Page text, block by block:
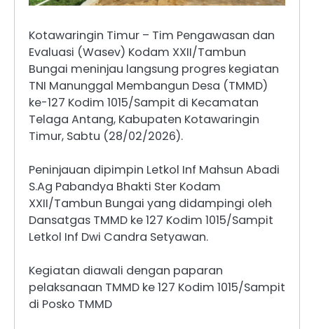
Kotawaringin Timur – Tim Pengawasan dan
Evaluasi (Wasev) Kodam XXII/Tambun
Bungai meninjau langsung progres kegiatan
TNI Manunggal Membangun Desa (TMMD)
ke-127 Kodim 1015/Sampit di Kecamatan
Telaga Antang, Kabupaten Kotawaringin
Timur, Sabtu (28/02/2026).
Peninjauan dipimpin Letkol Inf Mahsun Abadi
S.Ag Pabandya Bhakti Ster Kodam
XXII/Tambun Bungai yang didampingi oleh
Dansatgas TMMD ke 127 Kodim 1015/Sampit
Letkol Inf Dwi Candra Setyawan.
Kegiatan diawali dengan paparan
pelaksanaan TMMD ke 127 Kodim 1015/Sampit
di Posko TMMD